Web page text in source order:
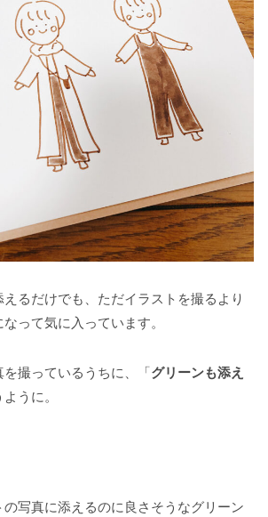
えるだけでも、ただイラストを撮るより
って気に入っています。
撮っているうちに、「グリーンも添え
うに。
の写真に添えるのに良さそうなグリーン